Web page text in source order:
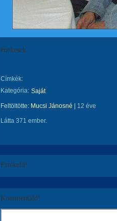
énekesek
Címkék:
Kategória: Saját
Feltöltötte: Mucsi Jánosné 12 éve
Látta 371 ember.
Értékeld!
Kommentáld!